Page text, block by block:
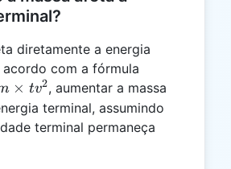
diretamente a energia
acordo com a fórmula
\frac{1}
{2}
\times
× tv2, aumentar a massa
terminal, assumindo
terminal permaneça